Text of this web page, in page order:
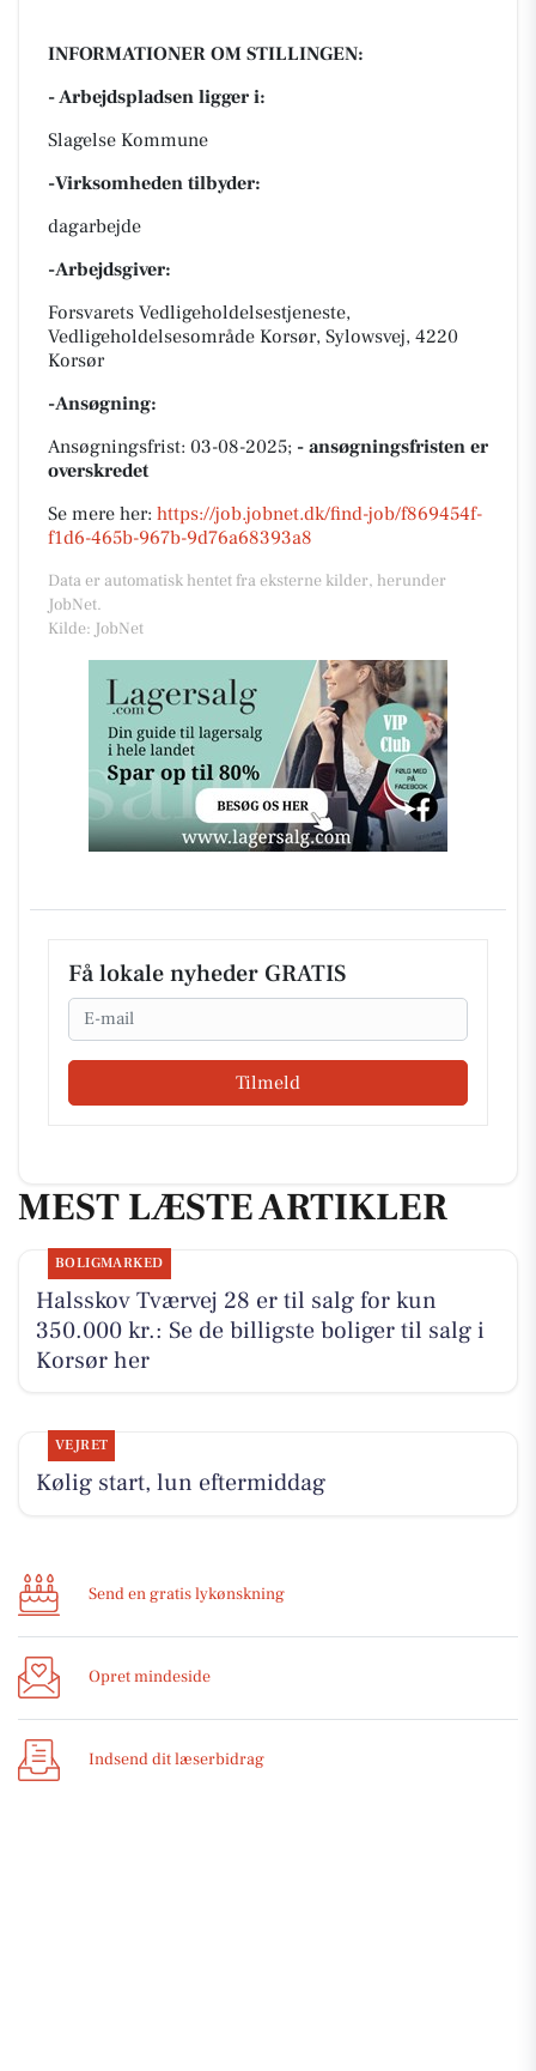
INFORMATIONER OM STILLINGEN:
- Arbejdspladsen ligger i:
Slagelse Kommune
-Virksomheden tilbyder:
dagarbejde
-Arbejdsgiver:
Forsvarets Vedligeholdelsestjeneste,
Vedligeholdelsesområde Korsør, Sylowsvej, 4220
Korsør
-Ansøgning:
Ansøgningsfrist: 03-08-2025; - ansøgningsfristen er
overskredet
Se mere her: https://job.jobnet.dk/find-job/f869454f-
f1d6-465b-967b-9d76a68393a8
Data er automatisk hentet fra eksterne kilder, herunder
JobNet.
Kilde: JobNet
Få lokale nyheder GRATIS
Email
Tilmeld
MEST LÆSTE ARTIKLER
BOLIGMARKED
Halsskov Tværvej 28 er til salg for kun
350.000 kr.: Se de billigste boliger til salg i
Korsør her
VEJRET
Kølig start, lun eftermiddag
Send en gratis lykønskning
Opret mindeside
Indsend dit læserbidrag